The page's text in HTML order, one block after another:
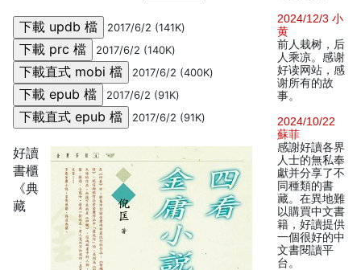
2017/6/2 (141K)
2017/6/2 (140K)
2017/6/2 (400K)
2017/6/2 (91K)
2017/6/2 (91K)
好讀
書櫃
《典
藏
2024/12/3 小
黄
前人栽树，后
人乘凉。感谢
好读网站，感
谢所有的故
事。
2024/10/22
蘇菲
感謝好讀各界
人士的無私奉
獻并分享了不
同種類的書
藏。在異地難
以購買中文書
籍，好讀提供
一個很好的中
文書閱讀平
台。